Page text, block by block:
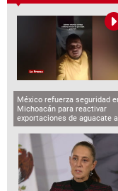
México refuerza seguridad
Michoacán para reactivar
exportaciones de aguacate a